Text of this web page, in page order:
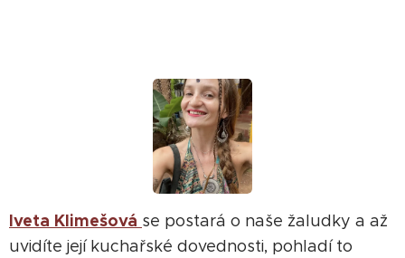
Iveta Klimešová se postará o naše žaludky a až
uvidíte její kuchařské dovednosti, pohladí to